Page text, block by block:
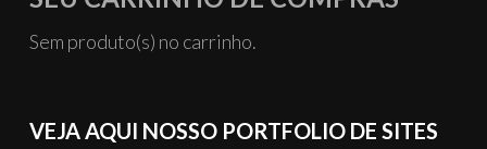
Sem produto(s) no carrinho.
VEJA AQUI NOSSO PORTFOLIO DE SITES